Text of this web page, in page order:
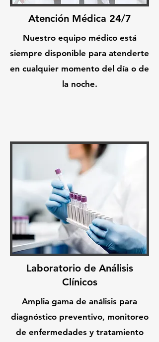
Atención Médica 24/7
Nuestro equipo médico está
siempre disponible para atenderte
en cualquier momento del día o de
la noche.
Laboratorio de Análisis
Clínicos
Amplia gama de análisis para
diagnóstico preventivo, monitoreo
de enfermedades y tratamiento